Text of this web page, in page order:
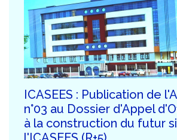
ICASEES : Information
l'attention des
Retrait de la version